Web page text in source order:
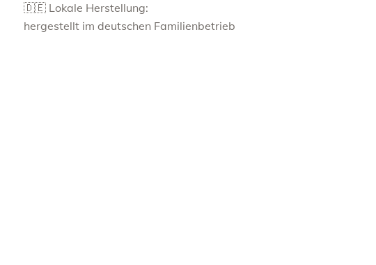
🇩🇪 Lokale Herstellung:
hergestellt im deutschen Familienbetrieb